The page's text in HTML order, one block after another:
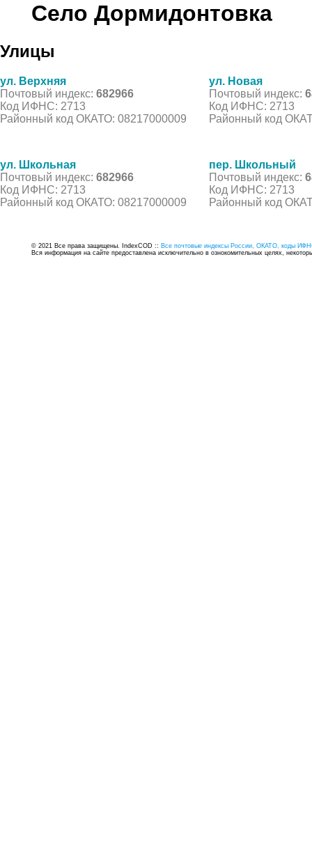
Село Дормидонтовка
Улицы
ул. Верхняя
Почтовый индекс: 682966
Код ИФНС: 2713
Районный код ОКАТО: 08217000009
ул. Новая
Почтовый индекс:
Код ИФНС: 2713
Районный код
ул. Школьная
Почтовый индекс: 682966
Код ИФНС: 2713
Районный код ОКАТО: 08217000009
пер. Школьный
Почтовый индекс:
Код ИФНС: 2713
Районный код
© 2021 Все права защищены. IndexCOD :: Все почтовые индексы России, ОКАТО, коды
Вся информация на сайте предоставлена исключительно в ознокомительных целях,